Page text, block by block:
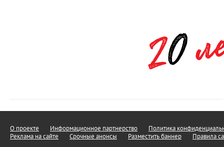
О проекте Информационное партнерство
Политика
Реклама на сайте
Срочные анонсы Разместить баннер Правила